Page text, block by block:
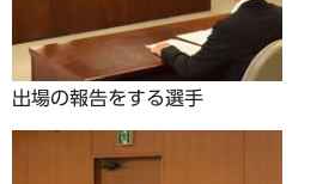
出場の報告をする選手